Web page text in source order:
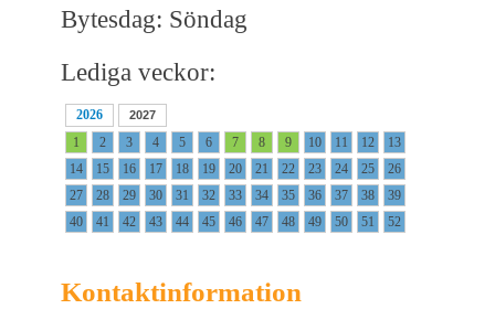
Bytesdag: Söndag
Lediga veckor:
2026 2027
1 2 3 4 5 6 7 8 9 10 11 12
13
14
15 16 17 18 19 20 21 22 23 24 25
26
27
28 29 30 31 32 33 34 35 36 37 38
39
40
41 42 43 44 45 46 47 48 49 50 51 52
Kontaktinformation